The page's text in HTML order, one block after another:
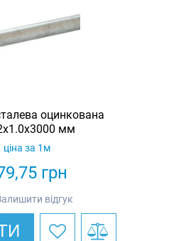
оцинкована
мм
грн
ціна за 1м
відгук